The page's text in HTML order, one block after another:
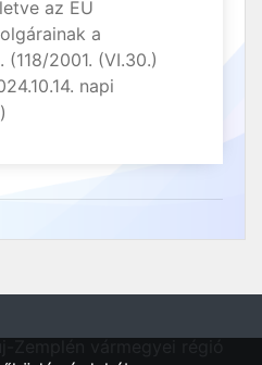
az EU
a
2001. (VI.30.)
napi